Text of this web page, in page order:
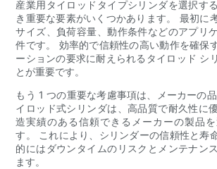
産業用タイロッドタイプシリンダを選択す
き重要な要素がいくつかあります。 最初に
サイズ、負荷容量、動作条件などのアプリ
件です。 効率的で信頼性の高い動作を確保
ーションの要求に耐えられるタイロッド シ
とが重要です。
もう 1 つの重要な考慮事項は、メーカーの
イロッド式シリンダは、高品質で耐久性に
造実績のある信頼できるメーカーの製品
す。 これにより、シリンダーの信頼性と寿
的にはダウンタイムのリスクとメンテナン
ます。